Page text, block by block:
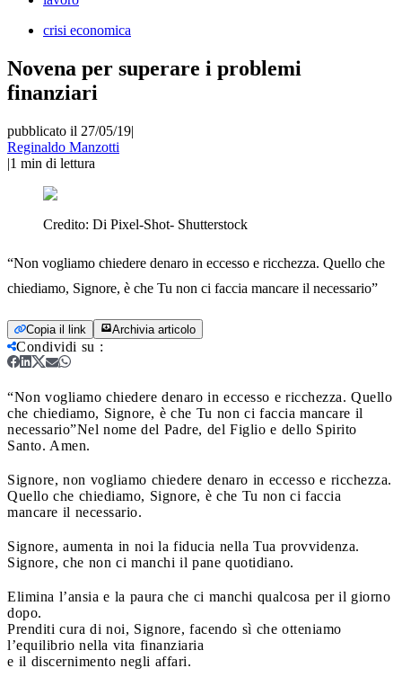
crisi economica
Novena per superare i problemi
finanziari
pubblicato il 27/05/19|
Reginaldo Manzotti
|1 min di lettura
Credito: Di Pixel-Shot- Shutterstock
“Non vogliamo chiedere denaro in eccesso e ricchezza. Quello che
chiediamo, Signore, è che Tu non ci faccia mancare il necessario”
Copia il link Archivia articolo
Condividi su :
“Non vogliamo chiedere denaro in eccesso e ricchezza. Quello
che chiediamo, Signore, è che Tu non ci faccia mancare il
necessario”Nel nome del Padre, del Figlio e dello Spirito
Santo. Amen.
Signore, non vogliamo chiedere denaro in eccesso e ricchezza.
Quello che chiediamo, Signore, è che Tu non ci faccia
mancare il necessario.
Signore, aumenta in noi la fiducia nella Tua provvidenza.
Signore, che non ci manchi il pane quotidiano.
Elimina l’ansia e la paura che ci manchi qualcosa per il giorno
dopo.
Prenditi cura di noi, Signore, facendo sì che otteniamo
l’equilibrio nella vita finanziaria
e il discernimento negli affari.